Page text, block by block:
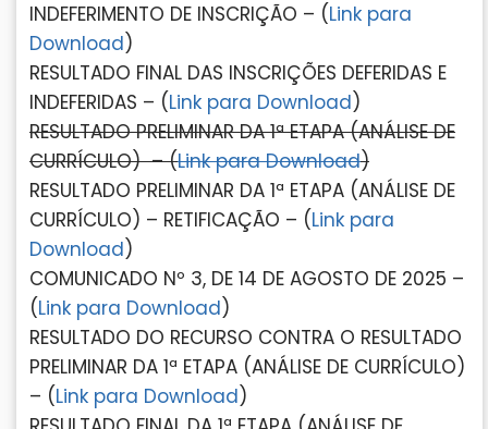
INDEFERIMENTO DE INSCRIÇÃO – (Link para
Download)
RESULTADO FINAL DAS INSCRIÇÕES DEFERIDAS E
INDEFERIDAS – (Link para Download)
RESULTADO PRELIMINAR DA 1ª ETAPA (ANÁLISE DE
CURRÍCULO) – (Link para Download)
RESULTADO PRELIMINAR DA 1ª ETAPA (ANÁLISE DE
CURRÍCULO) – RETIFICAÇÃO – (Link para
Download)
COMUNICADO Nº 3, DE 14 DE AGOSTO DE 2025 –
(Link para Download)
RESULTADO DO RECURSO CONTRA O RESULTADO
PRELIMINAR DA 1ª ETAPA (ANÁLISE DE CURRÍCULO)
– (Link para Download)